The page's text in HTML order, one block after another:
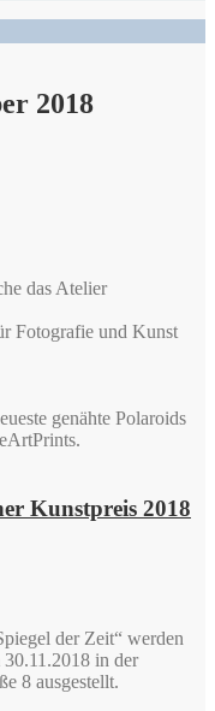
2018
das Atelier
Fotografie und Kunst
genähte Polaroids
Kunstpreis 2018
der Zeit“ werden
in der
8 ausgestellt.